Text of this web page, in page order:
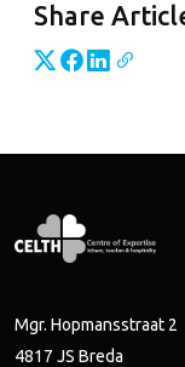
Share
Mgr. Hopmansstraat 2
4817 JS Breda